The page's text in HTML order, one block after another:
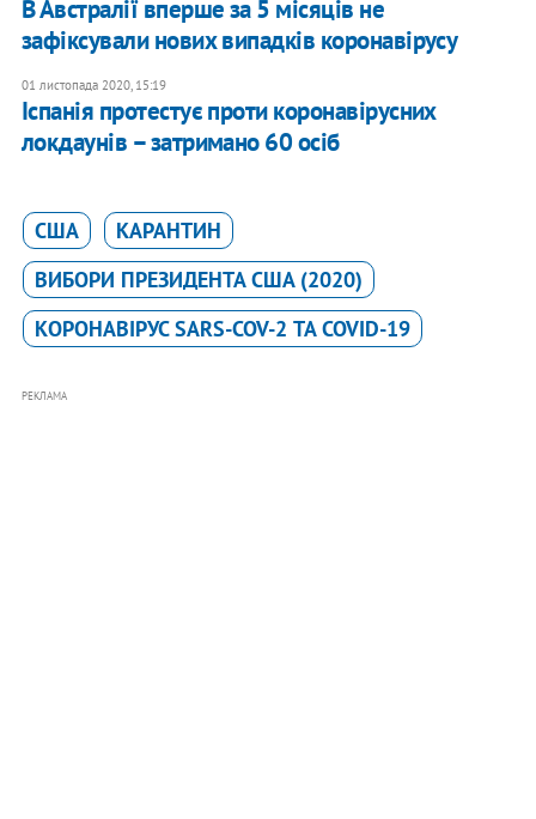
В Австралії вперше за 5 місяців не
зафіксували нових випадків коронавірусу
01 листопада 2020, 15:19
Іспанія протестує проти коронавірусних
локдаунів – затримано 60 осіб
США
КАРАНТИН
ВИБОРИ ПРЕЗИДЕНТА США (2020)
КОРОНАВІРУС SARS-COV-2 ТА COVID-19
РЕКЛАМА